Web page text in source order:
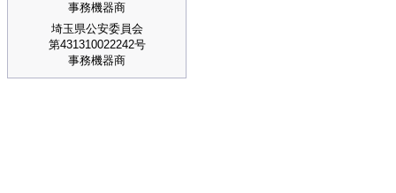
事務機器商
埼玉県公安委員会
第431310022242号
事務機器商